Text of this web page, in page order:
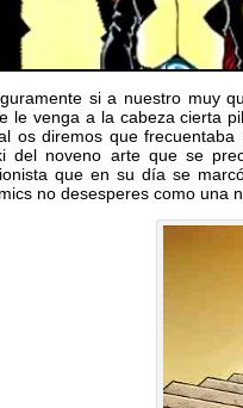
si a nuestro muy
le venga a la cabeza cierta
os diremos que frecuentaba
del noveno arte que se
que en su día se
no desesperes como una